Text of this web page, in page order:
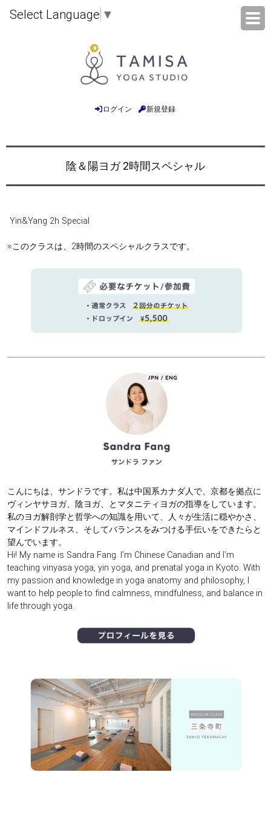
Select Language ▼
ログイン 新規登録
陰＆陽ヨガ 2時間スペシャル
Yin&Yang 2h Special
※このクラスは、2時間のスペシャルクラスです。
こんにちは、サンドラです。私は中国系カナダ人で、京都を拠点に
ヴィンヤサヨガ、陰ヨガ、とマタニティヨガの指導をしています。
私のヨガ解剖学と哲学への知識を用いて、人々が生活に穏やかさ、
マインドフルネス、そしてバランスをみつける手伝いをできたらと
望んでいます。
Hi! My name is Sandra Fang. I’m Chinese Canadian and I’m
teaching vinyasa yoga, yin yoga, and prenatal yoga in Kyoto. With
my passion and knowledge in yoga anatomy and philosophy, I
want to help people to find calmness, mindfulness, and balance in
life through yoga.